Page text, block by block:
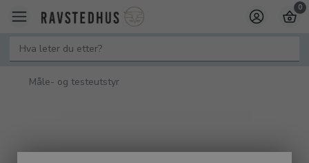
0
Måle- og testeutstyr